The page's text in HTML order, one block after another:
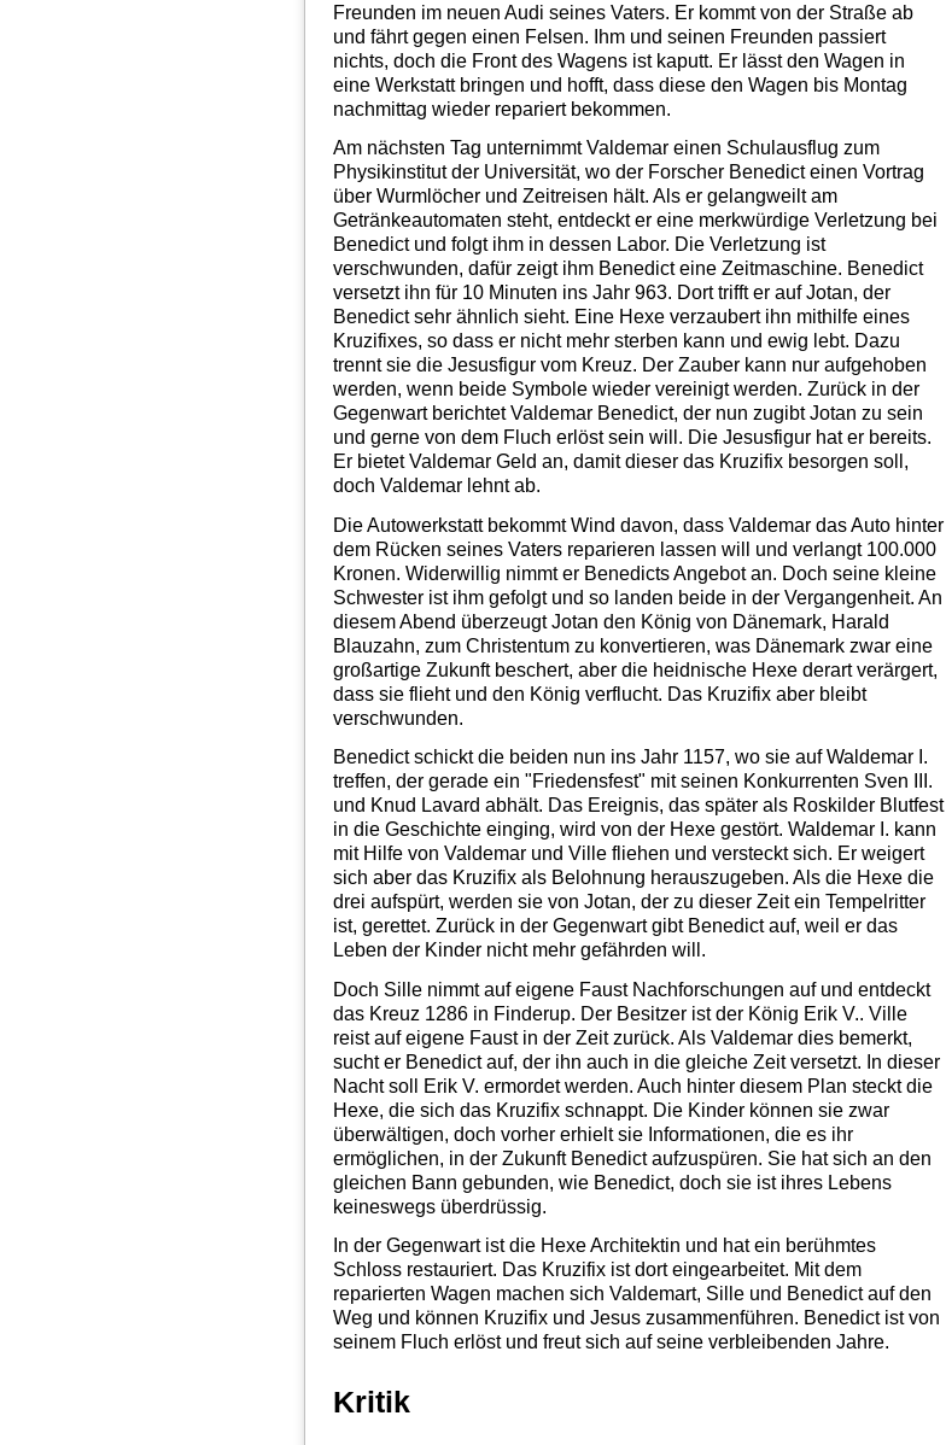
Freunden im neuen Audi seines Vaters. Er kommt von der Straße ab
und fährt gegen einen Felsen. Ihm und seinen Freunden passiert
nichts, doch die Front des Wagens ist kaputt. Er lässt den Wagen in
eine Werkstatt bringen und hofft, dass diese den Wagen bis Montag
nachmittag wieder repariert bekommen.
Am nächsten Tag unternimmt Valdemar einen Schulausflug zum
Physikinstitut der Universität, wo der Forscher Benedict einen Vortrag
über Wurmlöcher und Zeitreisen hält. Als er gelangweilt am
Getränkeautomaten steht, entdeckt er eine merkwürdige Verletzung bei
Benedict und folgt ihm in dessen Labor. Die Verletzung ist
verschwunden, dafür zeigt ihm Benedict eine Zeitmaschine. Benedict
versetzt ihn für 10 Minuten ins Jahr 963. Dort trifft er auf Jotan, der
Benedict sehr ähnlich sieht. Eine Hexe verzaubert ihn mithilfe eines
Kruzifixes, so dass er nicht mehr sterben kann und ewig lebt. Dazu
trennt sie die Jesusfigur vom Kreuz. Der Zauber kann nur aufgehoben
werden, wenn beide Symbole wieder vereinigt werden. Zurück in der
Gegenwart berichtet Valdemar Benedict, der nun zugibt Jotan zu sein
und gerne von dem Fluch erlöst sein will. Die Jesusfigur hat er bereits.
Er bietet Valdemar Geld an, damit dieser das Kruzifix besorgen soll,
doch Valdemar lehnt ab.
Die Autowerkstatt bekommt Wind davon, dass Valdemar das Auto hinter
dem Rücken seines Vaters reparieren lassen will und verlangt 100.000
Kronen. Widerwillig nimmt er Benedicts Angebot an. Doch seine kleine
Schwester ist ihm gefolgt und so landen beide in der Vergangenheit. An
diesem Abend überzeugt Jotan den König von Dänemark, Harald
Blauzahn, zum Christentum zu konvertieren, was Dänemark zwar eine
großartige Zukunft beschert, aber die heidnische Hexe derart verärgert,
dass sie flieht und den König verflucht. Das Kruzifix aber bleibt
verschwunden.
Benedict schickt die beiden nun ins Jahr 1157, wo sie auf Waldemar I.
treffen, der gerade ein "Friedensfest" mit seinen Konkurrenten Sven III.
und Knud Lavard abhält. Das Ereignis, das später als Roskilder Blutfest
in die Geschichte einging, wird von der Hexe gestört. Waldemar I. kann
mit Hilfe von Valdemar und Ville fliehen und versteckt sich. Er weigert
sich aber das Kruzifix als Belohnung herauszugeben. Als die Hexe die
drei aufspürt, werden sie von Jotan, der zu dieser Zeit ein Tempelritter
ist, gerettet. Zurück in der Gegenwart gibt Benedict auf, weil er das
Leben der Kinder nicht mehr gefährden will.
Doch Sille nimmt auf eigene Faust Nachforschungen auf und entdeckt
das Kreuz 1286 in Finderup. Der Besitzer ist der König Erik V.. Ville
reist auf eigene Faust in der Zeit zurück. Als Valdemar dies bemerkt,
sucht er Benedict auf, der ihn auch in die gleiche Zeit versetzt. In dieser
Nacht soll Erik V. ermordet werden. Auch hinter diesem Plan steckt die
Hexe, die sich das Kruzifix schnappt. Die Kinder können sie zwar
überwältigen, doch vorher erhielt sie Informationen, die es ihr
ermöglichen, in der Zukunft Benedict aufzuspüren. Sie hat sich an den
gleichen Bann gebunden, wie Benedict, doch sie ist ihres Lebens
keineswegs überdrüssig.
In der Gegenwart ist die Hexe Architektin und hat ein berühmtes
Schloss restauriert. Das Kruzifix ist dort eingearbeitet. Mit dem
reparierten Wagen machen sich Valdemart, Sille und Benedict auf den
Weg und können Kruzifix und Jesus zusammenführen. Benedict ist von
seinem Fluch erlöst und freut sich auf seine verbleibenden Jahre.
Kritik